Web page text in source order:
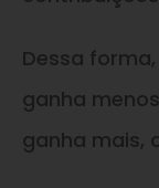
Dessa
ganha
ganha mais,